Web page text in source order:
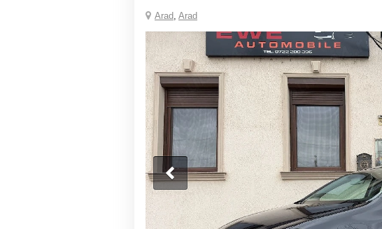
Arad, Arad